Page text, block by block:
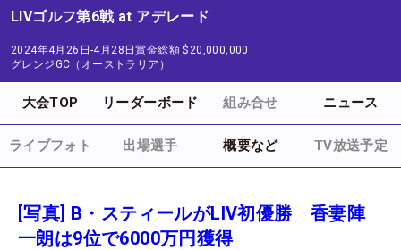
LIVゴルフ第6戦 at アデレード
2024年4月26日-4月28日賞金総額 $20,000,000
グレンジGC（オーストラリア）
大会TOP リーダーボード 組み合せ ニュース
ライブフォト 出場選手 概要など TV放送予定
[写真] B・スティールがLIV初優勝 香妻陣
一朗は9位で6000万円獲得